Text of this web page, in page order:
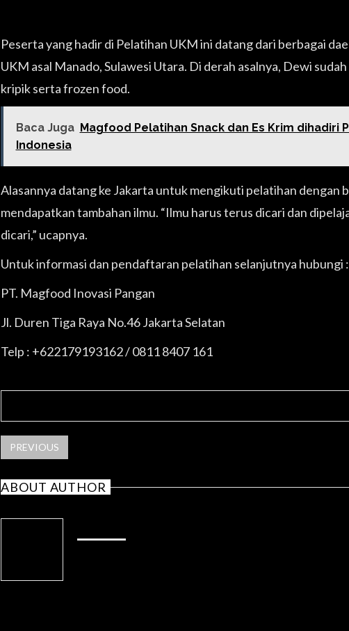
Peserta yang hadir di Pelatihan UKM ini datang dari berbagai
UKM asal Manado, Sulawesi Utara. Di derah asalnya, Dewi
kripik serta frozen food.
Baca Juga Magfood Pelatihan Snack dan Es Krim dihadiri
Indonesia
Alasannya datang ke Jakarta untuk mengikuti pelatihan dengan
mendapatkan tambahan ilmu. “Ilmu harus terus dicari dan
dicari,” ucapnya.
Untuk informasi dan pendaftaran pelatihan selanjutnya hubungi :
PT. Magfood Inovasi Pangan
Jl. Duren Tiga Raya No.46 Jakarta Selatan
Telp : +622179193162 / 0811 8407 161
PREVIOUS
ABOUT AUTHOR